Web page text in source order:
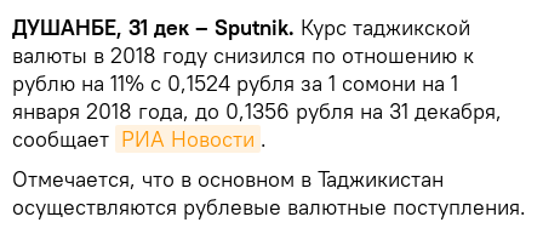
ДУШАНБЕ, 31 дек – Sputnik. Курс таджикской
валюты в 2018 году снизился по отношению к
рублю на 11% с 0,1524 рубля за 1 сомони на 1
января 2018 года, до 0,1356 рубля на 31 декабря,
сообщает РИА Новости .
Отмечается, что в основном в Таджикистан
осуществляются рублевые валютные поступления.